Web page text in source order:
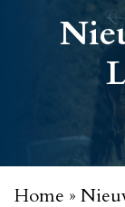
Home »